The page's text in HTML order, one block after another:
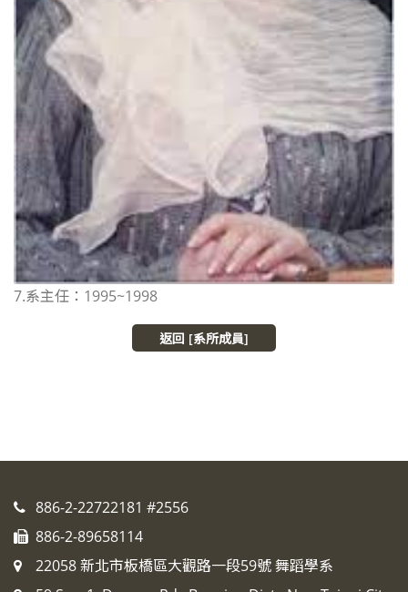
7.系主任：1995~1998
返回 [系所成員]
886-2-22722181 #2556
886-2-89658114
22058 新北市板橋區大觀路一段59號 舞蹈學系